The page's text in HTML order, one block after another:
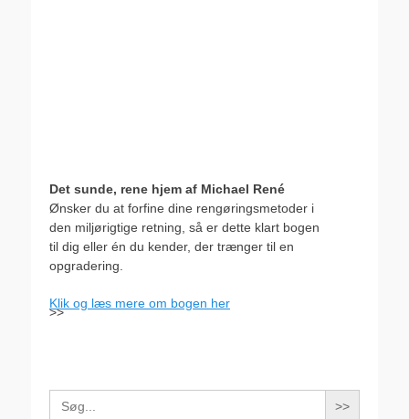
Det sunde, rene hjem af Michael René
Ønsker du at forfine dine rengøringsmetoder i
den miljørigtige retning, så er dette klart bogen
til dig eller én du kender, der trænger til en
opgradering.
Klik og læs mere om bogen her
>>
Search
for: